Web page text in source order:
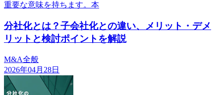
重要な意味を持ちます。本
分社化とは？子会社化との違い、メリット・デメ
リットと検討ポイントを解説
M&A全般
2026年04月28日